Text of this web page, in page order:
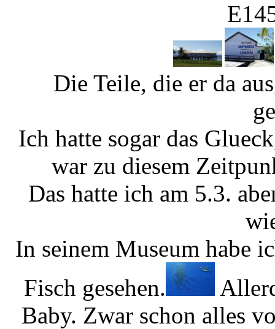
Die Teile, die er da
Ich hatte sogar das
war zu diesem
Das hatte ich am 5.3.
In seinem Museum habe
Fisch gesehen.
Baby. Zwar schon alles